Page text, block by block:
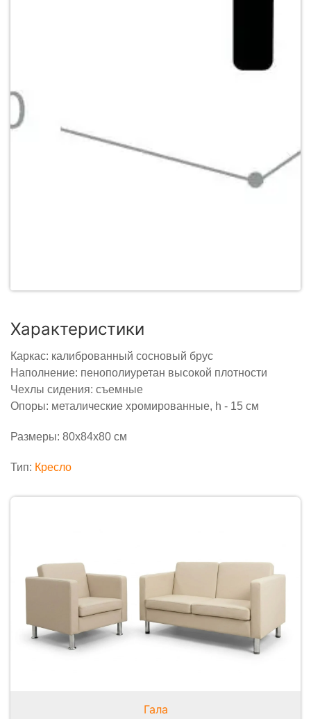
Характеристики
Каркас: калиброванный сосновый брус
Наполнение: пенополиуретан высокой плотности
Чехлы сидения: съемные
Опоры: металические хромированные, h - 15 см
Размеры: 80x84x80 см
Тип: Кресло
Гала